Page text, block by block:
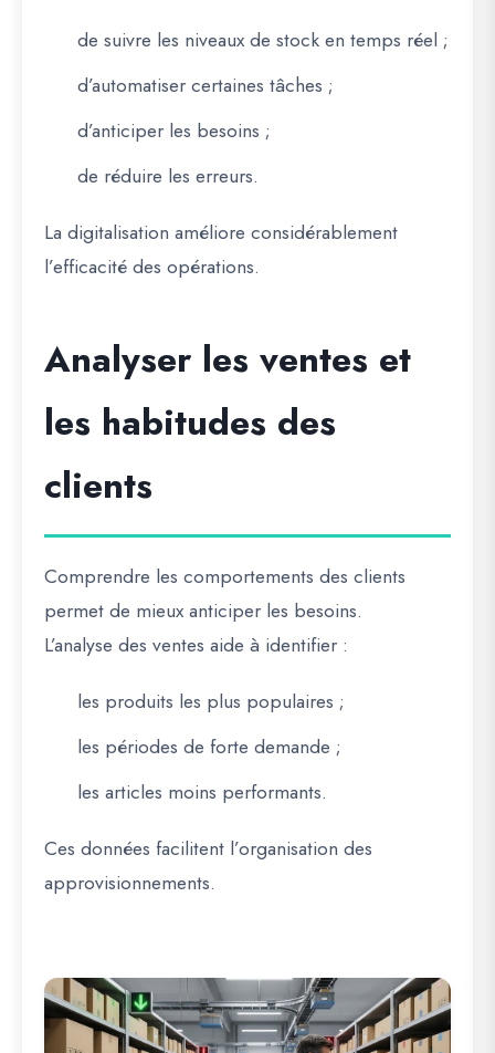
de suivre les niveaux de stock en temps réel ;
d’automatiser certaines tâches ;
d’anticiper les besoins ;
de réduire les erreurs.
La digitalisation améliore considérablement
l’efficacité des opérations.
Analyser les ventes et
les habitudes des
clients
Comprendre les comportements des clients
permet de mieux anticiper les besoins.
L’analyse des ventes aide à identifier :
les produits les plus populaires ;
les périodes de forte demande ;
les articles moins performants.
Ces données facilitent l’organisation des
approvisionnements.